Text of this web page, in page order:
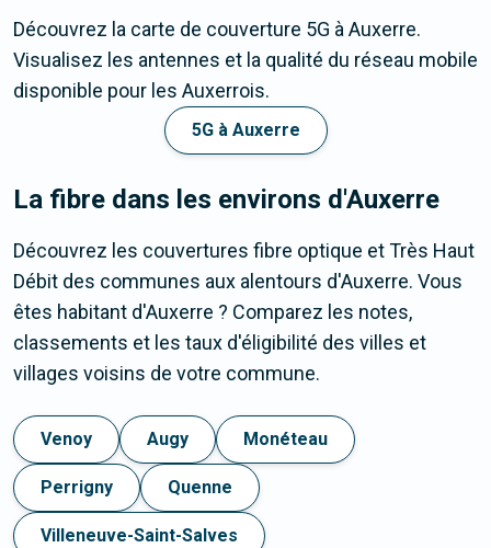
Découvrez la carte de couverture 5G à Auxerre.
Visualisez les antennes et la qualité du réseau mobile
disponible pour les Auxerrois.
5G à Auxerre
La fibre dans les environs d'Auxerre
Découvrez les couvertures fibre optique et Très Haut
Débit des communes aux alentours d'Auxerre. Vous
êtes habitant d'Auxerre ? Comparez les notes,
classements et les taux d'éligibilité des villes et
villages voisins de votre commune.
Venoy Augy Monéteau
Perrigny Quenne
Villeneuve-Saint-Salves